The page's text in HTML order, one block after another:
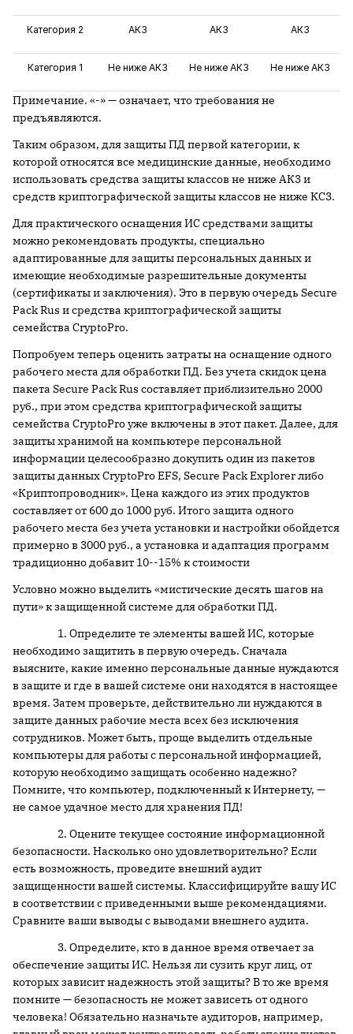
Категория 2 АК3 АК3 АК3
Категория 1 Не ниже АК3 Не ниже АК3 Не ниже АК3
Примечание. «-» — означает, что требования не
предъявляются.
Таким образом, для защиты ПД первой категории, к
которой относятся все медицинские данные, необходимо
использовать средства защиты классов не ниже АК3 и
средств криптографической защиты классов не ниже КС3.
Для практического оснащения ИС средствами защиты
можно рекомендовать продукты, специально
адаптированные для защиты персональных данных и
имеющие необходимые разрешительные документы
(сертификаты и заключения). Это в первую очередь Secure
Pack Rus и средства криптографической защиты
семейства CryptoPro.
Попробуем теперь оценить затраты на оснащение одного
рабочего места для обработки ПД. Без учета скидок цена
пакета Secure Pack Rus составляет приблизительно 2000
руб., при этом средства криптографической защиты
семейства CryptoPro уже включены в этот пакет. Далее, для
защиты хранимой на компьютере персональной
информации целесообразно докупить один из пакетов
защиты данных CryptoPro EFS, Secure Pack Explorer либо
«Криптопроводник». Цена каждого из этих продуктов
составляет от 600 до 1000 руб. Итого защита одного
рабочего места без учета установки и настройки обойдется
примерно в 3000 руб., а установка и адаптация программ
традиционно добавит 10--15% к стоимости
Условно можно выделить «мистические десять шагов на
пути» к защищенной системе для обработки ПД.
1. Определите те элементы вашей ИС, которые
необходимо защитить в первую очередь. Сначала
выясните, какие именно персональные данные нуждаются
в защите и где в вашей системе они находятся в настоящее
время. Затем проверьте, действительно ли нуждаются в
защите данных рабочие места всех без исключения
сотрудников. Может быть, проще выделить отдельные
компьютеры для работы с персональной информацией,
которую необходимо защищать особенно надежно?
Помните, что компьютер, подключенный к Интернету, —
не самое удачное место для хранения ПД!
2. Оцените текущее состояние информационной
безопасности. Насколько оно удовлетворительно? Если
есть возможность, проведите внешний аудит
защищенности вашей системы. Классифицируйте вашу ИС
в соответствии с приведенными выше рекомендациями.
Сравните ваши выводы с выводами внешнего аудита.
3. Определите, кто в данное время отвечает за
обеспечение защиты ИС. Нельзя ли сузить круг лиц, от
которых зависит надежность этой защиты? В то же время
помните — безопасность не может зависеть от одного
человека! Обязательно назначьте аудиторов, например,